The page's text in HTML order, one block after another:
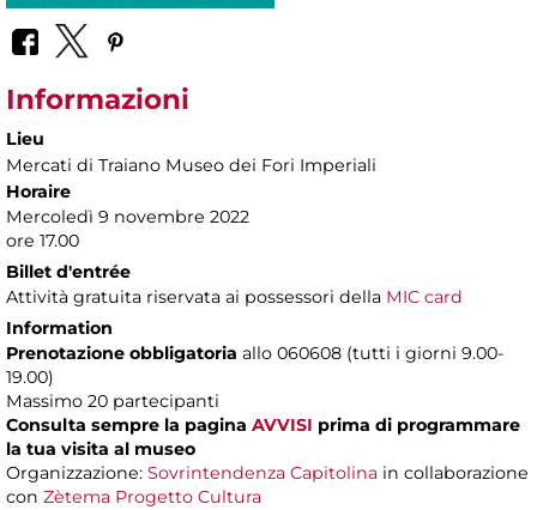
Informazioni
Lieu
Mercati di Traiano Museo dei Fori Imperiali
Horaire
Mercoledì 9 novembre 2022
ore 17.00
Billet d'entrée
Attività gratuita riservata ai possessori della MIC card
Information
Prenotazione obbligatoria allo 060608 (tutti i giorni 9.00-
19.00)
Massimo 20 partecipanti
Consulta sempre la pagina AVVISI prima di programmare
la tua visita al museo
Organizzazione: Sovrintendenza Capitolina in collaborazione
con Zètema Progetto Cultura